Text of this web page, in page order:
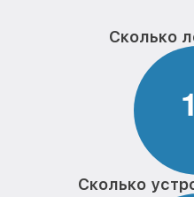
Сколько
1
Сколько